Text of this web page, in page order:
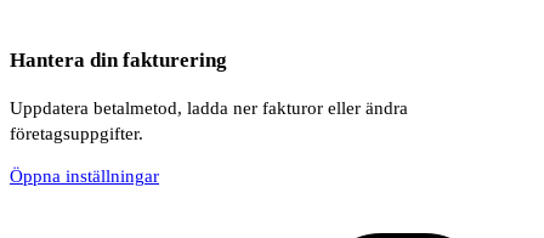
Hantera din fakturering
Uppdatera betalmetod, ladda ner fakturor eller ändra
företagsuppgifter.
Öppna inställningar